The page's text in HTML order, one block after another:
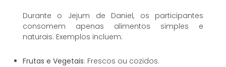
Durante o Jejum de Daniel, os participantes
consomem apenas alimentos simples e
naturais. Exemplos incluem:
Frutas e Vegetais: Frescos ou cozidos.